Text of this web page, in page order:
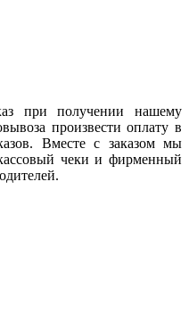
при получении нашему
произвести оплату в
Вместе с заказом мы
чеки и фирменный